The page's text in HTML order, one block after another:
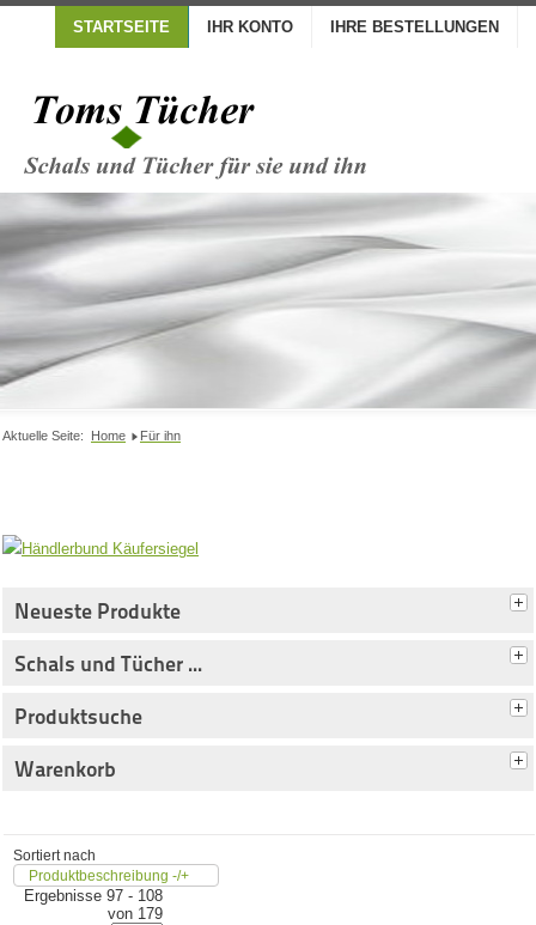
STARTSEITE IHR KONTO IHRE BESTELLUNGEN
Aktuelle Seite: Home Für ihn
Neueste Produkte
Schals und Tücher ...
Produktsuche
Warenkorb
Sortiert nach
Produktbeschreibung -/+
Ergebnisse 97 - 108
von 179